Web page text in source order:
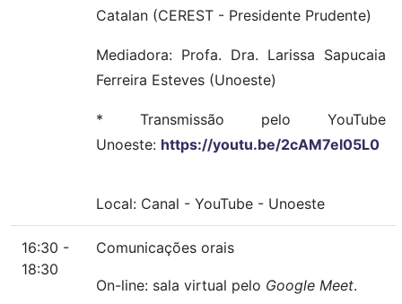
Catalan (CEREST - Presidente Prudente)
Mediadora: Profa. Dra. Larissa Sapucaia
Ferreira Esteves (Unoeste)
* Transmissão pelo YouTube
Unoeste: https://youtu.be/2cAM7el05L0
Local: Canal - YouTube - Unoeste
16:30 -
18:30
Comunicações orais
On-line: sala virtual pelo Google Meet.